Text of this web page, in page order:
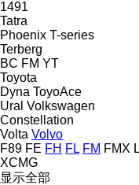
1491
Tatra
Phoenix T-series
Terberg
BC FM YT
Toyota
Dyna ToyoAce
Ural Volkswagen
Constellation
Volta Volvo
F89 FE FH FL FM FMX
XCMG
显示全部